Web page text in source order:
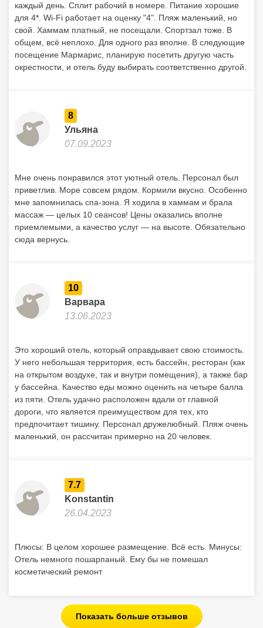
каждый день. Сплит рабочий в номере. Питание хорошие
для 4*. Wi-Fi работает на оценку "4". Пляж маленький, но
свой. Хаммам платный, не посещали. Спортзал тоже. В
общем, всё неплохо. Для одного раз вполне. В следующие
посещение Мармарис, планирую посетить другую часть
окрестности, и отель буду выбирать соответственно другой.
8
Ульяна
07.09.2023
Мне очень понравился этот уютный отель. Персонал был
приветлив. Море совсем рядом. Кормили вкусно. Особенно
мне запомнилась спа-зона. Я ходила в хаммам и брала
массаж — целых 10 сеансов! Цены оказались вполне
приемлемыми, а качество услуг — на высоте. Обязательно
сюда вернусь.
10
Варвара
13.06.2023
Это хороший отель, который оправдывает свою стоимость.
У него небольшая территория, есть бассейн, ресторан (как
на открытом воздухе, так и внутри помещения), а также бар
у бассейна. Качество еды можно оценить на четыре балла
из пяти. Отель удачно расположен вдали от главной
дороги, что является преимуществом для тех, кто
предпочитает тишину. Персонал дружелюбный. Пляж очень
маленький, он рассчитан примерно на 20 человек.
7.7
Konstantin
26.04.2023
Плюсы: В целом хорошее размещение. Всё есть. Минусы:
Отель немного пошарпаный. Ему бы не помешал
косметический ремонт
Показать больше отзывов